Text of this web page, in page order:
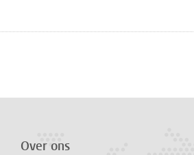
Over ons